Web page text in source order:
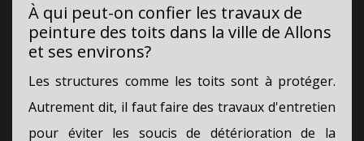
À qui peut-on confier les travaux de
peinture des toits dans la ville de Allons
et ses environs?
Les structures comme les toits sont à protéger.
Autrement dit, il faut faire des travaux d'entretien
pour éviter les soucis de détérioration de la